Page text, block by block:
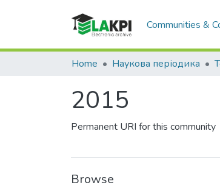
Communities &
Home Наукова періодика
2015
Permanent URI for this community
Browse